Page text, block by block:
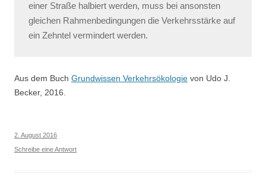
einer Straße halbiert werden, muss bei ansonsten
gleichen Rahmenbedingungen die Verkehrsstärke auf
ein Zehntel vermindert werden.
Aus dem Buch Grundwissen Verkehrsökologie von Udo J.
Becker, 2016.
2. August 2016
Schreibe eine Antwort